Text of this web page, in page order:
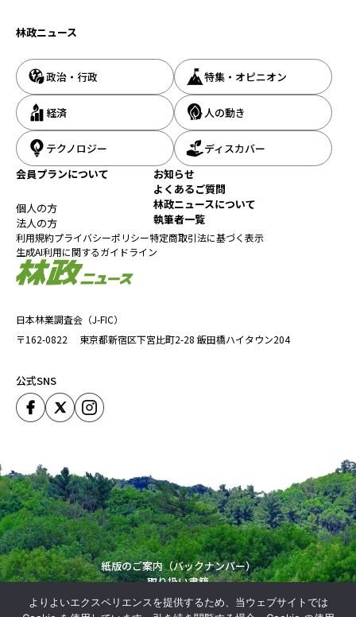
日本林業調査会（J-FIC）
〒162-0822
東京都新宿区下宮比町2-28 飯田橋ハイタウン204
公式SNS
林政ニュース
政治・行政 特集・オピニオン
経済 人の動き
テクノロジー
ディスカバー
会員プランについて
個人の方
法人の方
お知らせ
よくあるご質問
林政ニュースについて
執筆者一覧
利用規約プライバシーポリシー特定商取引法に基づく表示
生成AI利用に関するガイドライン
紙版のご案内（バックナンバー）
取り扱い書籍
運営会社
Copyright (C) Japan Forestry Investigation Committie. All Rights Reserved.
よりよいエクスペリエンスを提供するため、当ウェブサイトでは